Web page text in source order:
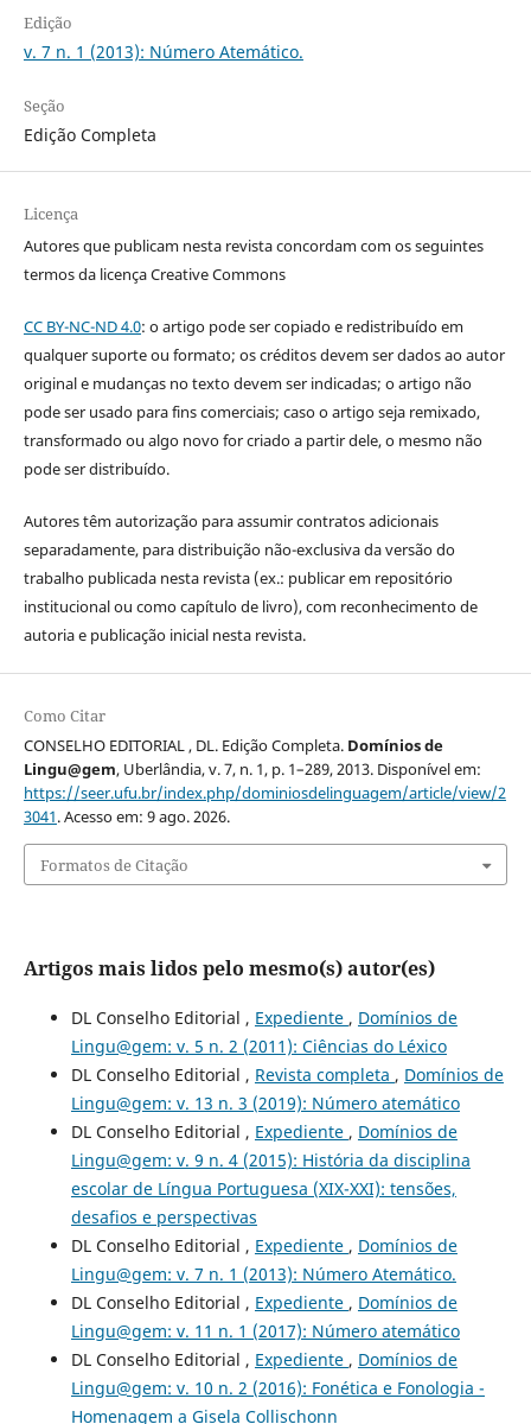
Edição
v. 7 n. 1 (2013): Número Atemático.
Seção
Edição Completa
Licença
Autores que publicam nesta revista concordam com os seguintes
termos da licença Creative Commons
CC BY-NC-ND 4.0: o artigo pode ser copiado e redistribuído em
qualquer suporte ou formato; os créditos devem ser dados ao autor
original e mudanças no texto devem ser indicadas; o artigo não
pode ser usado para fins comerciais; caso o artigo seja remixado,
transformado ou algo novo for criado a partir dele, o mesmo não
pode ser distribuído.
Autores têm autorização para assumir contratos adicionais
separadamente, para distribuição não-exclusiva da versão do
trabalho publicada nesta revista (ex.: publicar em repositório
institucional ou como capítulo de livro), com reconhecimento de
autoria e publicação inicial nesta revista.
Como Citar
CONSELHO EDITORIAL , DL. Edição Completa. Domínios de
Lingu@gem, Uberlândia, v. 7, n. 1, p. 1–289, 2013. Disponível em:
https://seer.ufu.br/index.php/dominiosdelinguagem/article/view/2
3041. Acesso em: 9 ago. 2026.
Formatos de Citação
Artigos mais lidos pelo mesmo(s) autor(es)
DL Conselho Editorial , Expediente , Domínios de
Lingu@gem: v. 5 n. 2 (2011): Ciências do Léxico
DL Conselho Editorial , Revista completa , Domínios de
Lingu@gem: v. 13 n. 3 (2019): Número atemático
DL Conselho Editorial , Expediente , Domínios de
Lingu@gem: v. 9 n. 4 (2015): História da disciplina
escolar de Língua Portuguesa (XIX-XXI): tensões,
desafios e perspectivas
DL Conselho Editorial , Expediente , Domínios de
Lingu@gem: v. 7 n. 1 (2013): Número Atemático.
DL Conselho Editorial , Expediente , Domínios de
Lingu@gem: v. 11 n. 1 (2017): Número atemático
DL Conselho Editorial , Expediente , Domínios de
Lingu@gem: v. 10 n. 2 (2016): Fonética e Fonologia -
Homenagem a Gisela Collischonn